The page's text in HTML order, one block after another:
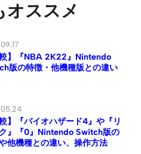
オススメ
較】『NBA 2K22』Nintendo
版の特徴・他機種版との違い
較】『バイオハザード4』や『リ
』『0』Nintendo Switch版の
他機種との違い、操作方法